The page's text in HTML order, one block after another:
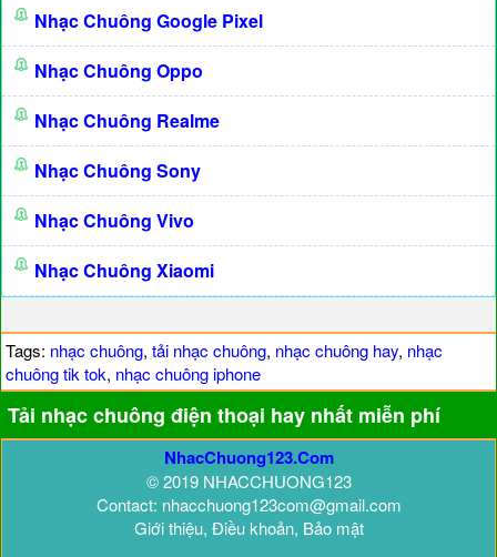
Nhạc Chuông Google Pixel
Nhạc Chuông Oppo
Nhạc Chuông Realme
Nhạc Chuông Sony
Nhạc Chuông Vivo
Nhạc Chuông Xiaomi
Tags: nhạc chuông, tải nhạc chuông, nhạc chuông hay, nhạc
chuông tik tok, nhạc chuông iphone
Tải nhạc chuông điện thoại hay nhất miễn phí
NhacChuong123.Com
© 2019 NHACCHUONG123
Contact: nhacchuong123com@gmail.com
Giới thiệu, Điều khoản, Bảo mật